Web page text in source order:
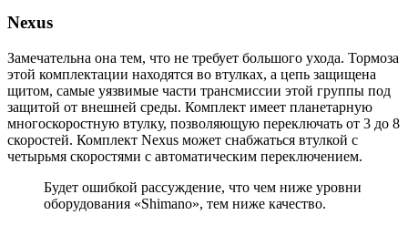
Nexus
Замечательна она тем, что не требует большого ухода. Тормоза
этой комплектации находятся во втулках, а цепь защищена
щитом, самые уязвимые части трансмиссии этой группы под
защитой от внешней среды. Комплект имеет планетарную
многоскоростную втулку, позволяющую переключать от 3 до 8
скоростей. Комплект Nexus может снабжаться втулкой с
четырьмя скоростями с автоматическим переключением.
Будет ошибкой рассуждение, что чем ниже уровни
оборудования «Shimano», тем ниже качество.